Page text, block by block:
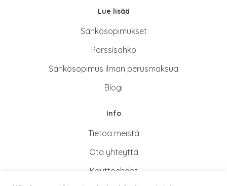
Lue lisää
Sähkösopimukset
Pörssisähkö
Sähkösopimus ilman perusmaksua
Blogi
Info
Tietoa meistä
Ota yhteyttä
Käyttöehdot